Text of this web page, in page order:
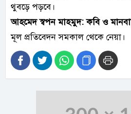
থুবড়ে পড়বে।
আহমেদ স্বপন মাহমুদ: কবি ও
মূল প্রতিবেদন সমকাল থেকে নেয়া।